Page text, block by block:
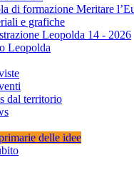
di formazione Meritare
e grafiche
Leopolda 14 - 2026
Leopolda
dal territorio
delle idee